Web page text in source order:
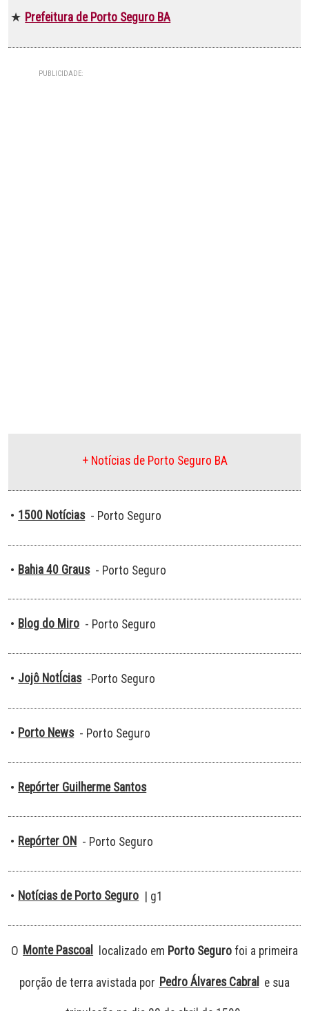
★ Prefeitura de Porto Seguro BA
PUBLICIDADE:
+ Notícias de Porto Seguro BA
• 1500 Notícias - Porto Seguro
• Bahia 40 Graus - Porto Seguro
• Blog do Miro - Porto Seguro
• Jojô NotÍcias -Porto Seguro
• Porto News - Porto Seguro
• Repórter Guilherme Santos
• Repórter ON - Porto Seguro
• Notícias de Porto Seguro | g1
O Monte Pascoal localizado em Porto Segurofoi a primeira
porção de terra avistada por Pedro Álvares Cabral e sua